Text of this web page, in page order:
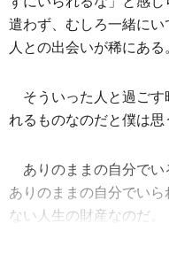
遣わず、むしろ一緒に
人との出会いが稀にある
そういった人と過ごす
れるものなのだと僕は思
ありのままの自分でい
ありのままの自分でいら
ない人生の財産なのだ。